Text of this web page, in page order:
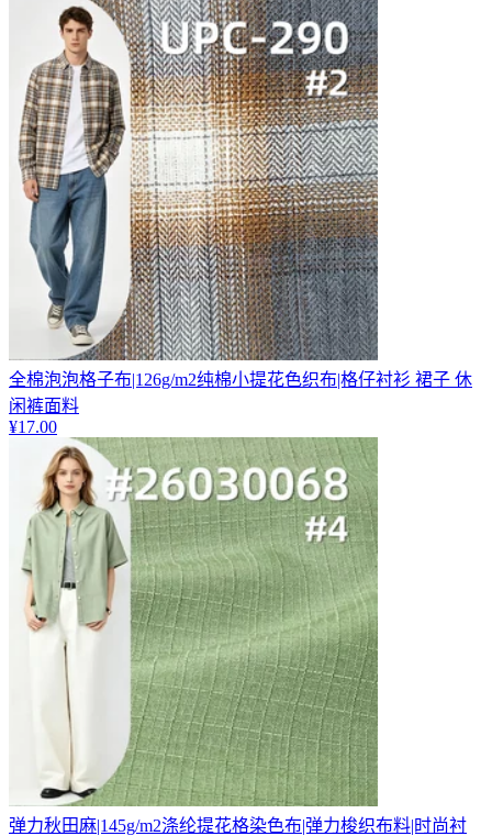
全棉泡泡格子布|126g/m2纯棉小提花色织布|格仔衬衫 裙子 休
闲裤面料
¥17.00
弹力秋田麻|145g/m2涤纶提花格染色布|弹力梭织布料|时尚衬